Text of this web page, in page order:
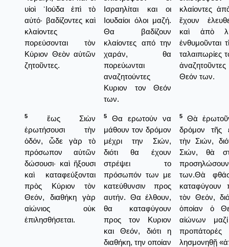
υἱοὶ ᾿Ιούδα ἐπὶ τὸ
αὐτό· βαδίζοντες καὶ
κλαίοντες
πορεύσονται τὸν
Κύριον Θεὸν αὐτῶν
ζητοῦντες.
Ισραηλίται και οι
Ιουδαίοι όλοι μαζή.
Θα βαδίζουν
κλαίοντες από την
χαράν, θα
πορεύωνται
αναζητούντες
Κυριον τον Θεόν
των.
κλαίοντες
ἔχουν
καὶ ἀπὸ
ἐνθυμοῦνται
ταλαιπωρίες
Θεόν των.
5
ἕως Σιὼν
ἐρωτήσουσι τὴν
ὁδόν, ὧδε γὰρ τὸ
πρόσωπον αὐτῶν
δώσουσι· καὶ ἥξουσι
καὶ καταφεύξονται
πρὸς Κύριον τὸν
Θεόν, διαθήκη γὰρ
αἰώνιος οὐκ
ἐπιλησθήσεται.
5
Θα ερωτούν να
μάθουν τον δρόμον
μέχρι την Σιών,
διότι θα έχουν
στρέψει το
πρόσωπόν των με
κατεύθυνσιν προς
αυτήν. Θα έλθουν,
θα καταφύγουν
προς τον Κυριον
και Θεόν, διότι η
διαθήκη, την οποίαν
5
Θὰ
δρόμον τῆς
τὴν Σιών,
Σιών, θὰ
των.Θὰ
καταφύγουν
τὸν Θεόν,
ὁποίαν ὁ
αἰώνων
λησμονηθῇ